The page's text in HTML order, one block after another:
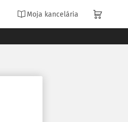
Moja kancelária